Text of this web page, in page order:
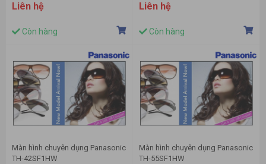
Liên hệ
Còn hàng
Liên hệ
Còn hàng
Màn hình chuyên dụng Panasonic
TH-42SF1HW
Màn hình chuyên dụng Panasonic
TH-55SF1HW